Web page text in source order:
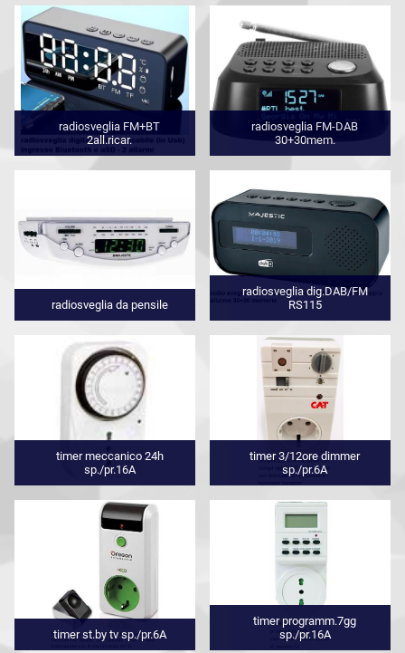
radiosveglia FM+BT
2all.ricar.
radiosveglia FM-DAB
30+30mem.
radiosveglia da pensile
radiosveglia dig.DAB/FM
RS115
timer meccanico 24h
sp./pr.16A
timer 3/12ore dimmer
sp./pr.6A
timer st.by tv sp./pr.6A
timer programm.7gg
sp./pr.16A